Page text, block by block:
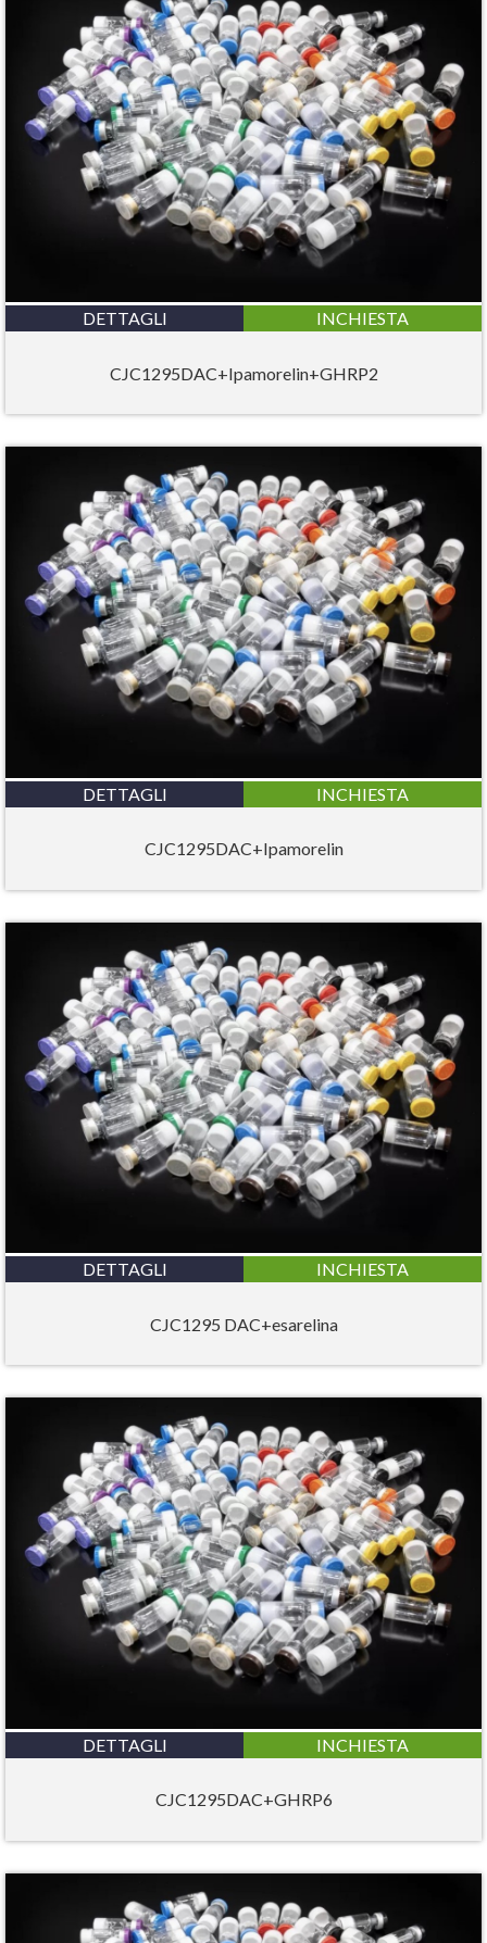
DETTAGLI INCHIESTA
CJC1295DAC+Ipamorelin+GHRP2
DETTAGLI INCHIESTA
CJC1295DAC+Ipamorelin
DETTAGLI INCHIESTA
CJC1295 DAC+esarelina
DETTAGLI INCHIESTA
CJC1295DAC+GHRP6